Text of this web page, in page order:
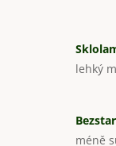
lehký
méně